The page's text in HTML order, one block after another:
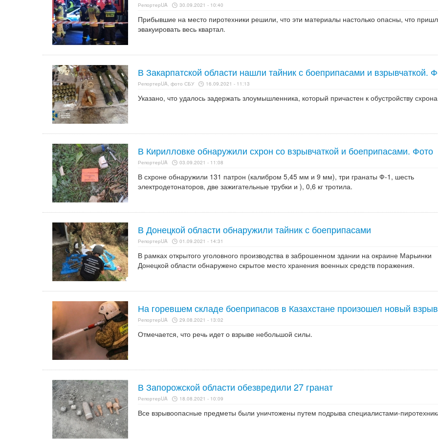
РепортерUA 30.09.2021 - 10:40
Прибывшие на место пиротехники решили, что эти материалы настолько опасны, что
эвакуировать весь квартал.
В Закарпатской области нашли тайник с боеприпасами и взрывчаткой.
РепортерUA, фото СБУ 16.09.2021 - 11:13
Указано, что удалось задержать злоумышленника, который причастен к обустройству
В Кирилловке обнаружили схрон со взрывчаткой и боеприпасами. Фото
РепортерUA 03.09.2021 - 11:08
В схроне обнаружили 131 патрон (калибром 5,45 мм и 9 мм), три гранаты Ф-1, шесть
электродетонаторов, две зажигательные трубки и ), 0,6 кг тротила.
В Донецкой области обнаружили тайник с боеприпасами
РепортерUA 01.09.2021 - 14:31
В рамках открытого уголовного производства в заброшенном здании на окраине Марьинки
Донецкой области обнаружено скрытое место хранения военных средств поражения.
На горевшем складе боеприпасов в Казахстане произошел новый взрыв
РепортерUA 29.08.2021 - 13:02
Отмечается, что речь идет о взрыве небольшой силы.
В Запорожской области обезвредили 27 гранат
РепортерUA 18.08.2021 - 10:09
Все взрывоопасные предметы были уничтожены путем подрыва специалистами-